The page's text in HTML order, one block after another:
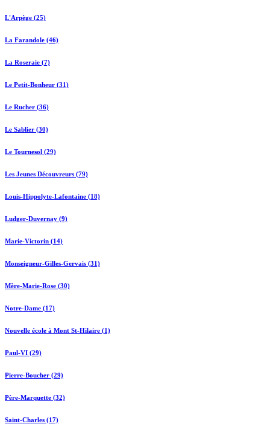
L'Arpège (25)
La Farandole (46)
La Roseraie (7)
Le Petit-Bonheur (31)
Le Rucher (36)
Le Sablier (30)
Le Tournesol (29)
Les Jeunes Découvreurs (79)
Louis-Hippolyte-Lafontaine (18)
Ludger-Duvernay (9)
Marie-Victorin (14)
Monseigneur-Gilles-Gervais (31)
Mère-Marie-Rose (30)
Notre-Dame (17)
Nouvelle école à Mont St-Hilaire (1)
Paul-VI (29)
Pierre-Boucher (29)
Père-Marquette (32)
Saint-Charles (17)